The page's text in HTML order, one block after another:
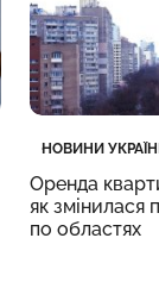
Категорія
НОВИНИ
Дата
Оренда
як змінилася
по областях